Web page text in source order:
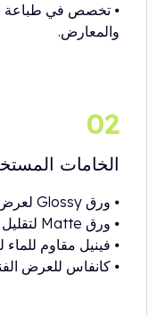
⦁ تخصص في طباعة
والمعارض.
02
الخامات
⦁ ورق Glossy لعرض الألوان الزاهية.
⦁ ورق Matte لتقليل الانعكاس في الإضاءة القوية.
⦁ فينيل مقاوم
⦁ كانفاس للعرض